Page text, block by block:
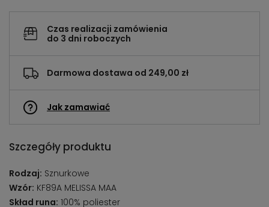
Czas realizacji zamówienia
do 3 dni roboczych
Darmowa dostawa od 249,00 zł
Jak zamawiać
Szczegóły produktu
Rodzaj: Sznurkowe
Wzór: KF89A MELISSA MAA
Skład runa: 100% poliester